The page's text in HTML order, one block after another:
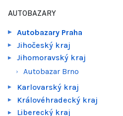
AUTOBAZARY
Autobazary Praha
Jihočeský kraj
Jihomoravský kraj
Autobazar Brno
Karlovarský kraj
Královéhradecký kraj
Liberecký kraj